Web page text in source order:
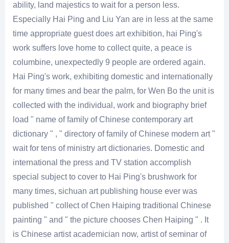
ability, land majestics to wait for a person less.
Especially Hai Ping and Liu Yan are in less at the same
time appropriate guest does art exhibition, hai Ping's
work suffers love home to collect quite, a peace is
columbine, unexpectedly 9 people are ordered again.
Hai Ping's work, exhibiting domestic and internationally
for many times and bear the palm, for Wen Bo the unit is
collected with the individual, work and biography brief
load " name of family of Chinese contemporary art
dictionary " , " directory of family of Chinese modern art "
wait for tens of ministry art dictionaries. Domestic and
international the press and TV station accomplish
special subject to cover to Hai Ping's brushwork for
many times, sichuan art publishing house ever was
published " collect of Chen Haiping traditional Chinese
painting " and " the picture chooses Chen Haiping " . It
is Chinese artist academician now, artist of seminar of